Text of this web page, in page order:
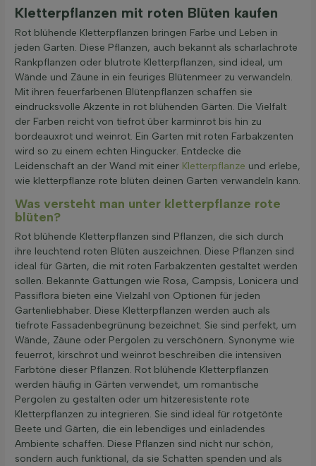
Filter anwenden
Kletterpflanzen mit roten Blüten kaufen
Rot blühende Kletterpflanzen bringen Farbe und Leben in
jeden Garten. Diese Pflanzen, auch bekannt als scharlachrote
Rankpflanzen oder blutrote Kletterpflanzen, sind ideal, um
Wände und Zäune in ein feuriges Blütenmeer zu verwandeln.
Mit ihren feuerfarbenen Blütenpflanzen schaffen sie
eindrucksvolle Akzente in rot blühenden Gärten. Die Vielfalt
der Farben reicht von tiefrot über karminrot bis hin zu
bordeauxrot und weinrot. Ein Garten mit roten Farbakzenten
wird so zu einem echten Hingucker. Entdecke die
Leidenschaft an der Wand mit einer Kletterpflanze und erlebe,
wie kletterpflanze rote blüten deinen Garten verwandeln kann.
Was versteht man unter kletterpflanze rote
blüten?
Rot blühende Kletterpflanzen sind Pflanzen, die sich durch
ihre leuchtend roten Blüten auszeichnen. Diese Pflanzen sind
ideal für Gärten, die mit roten Farbakzenten gestaltet werden
sollen. Bekannte Gattungen wie Rosa, Campsis, Lonicera und
Passiflora bieten eine Vielzahl von Optionen für jeden
Gartenliebhaber. Diese Kletterpflanzen werden auch als
tiefrote Fassadenbegrünung bezeichnet. Sie sind perfekt, um
Wände, Zäune oder Pergolen zu verschönern. Synonyme wie
feuerrot, kirschrot und weinrot beschreiben die intensiven
Farbtöne dieser Pflanzen. Rot blühende Kletterpflanzen
werden häufig in Gärten verwendet, um romantische
Pergolen zu gestalten oder um hitzeresistente rote
Kletterpflanzen zu integrieren. Sie sind ideal für rotgetönte
Beete und Gärten, die ein lebendiges und einladendes
Ambiente schaffen. Diese Pflanzen sind nicht nur schön,
sondern auch funktional, da sie Schatten spenden und als